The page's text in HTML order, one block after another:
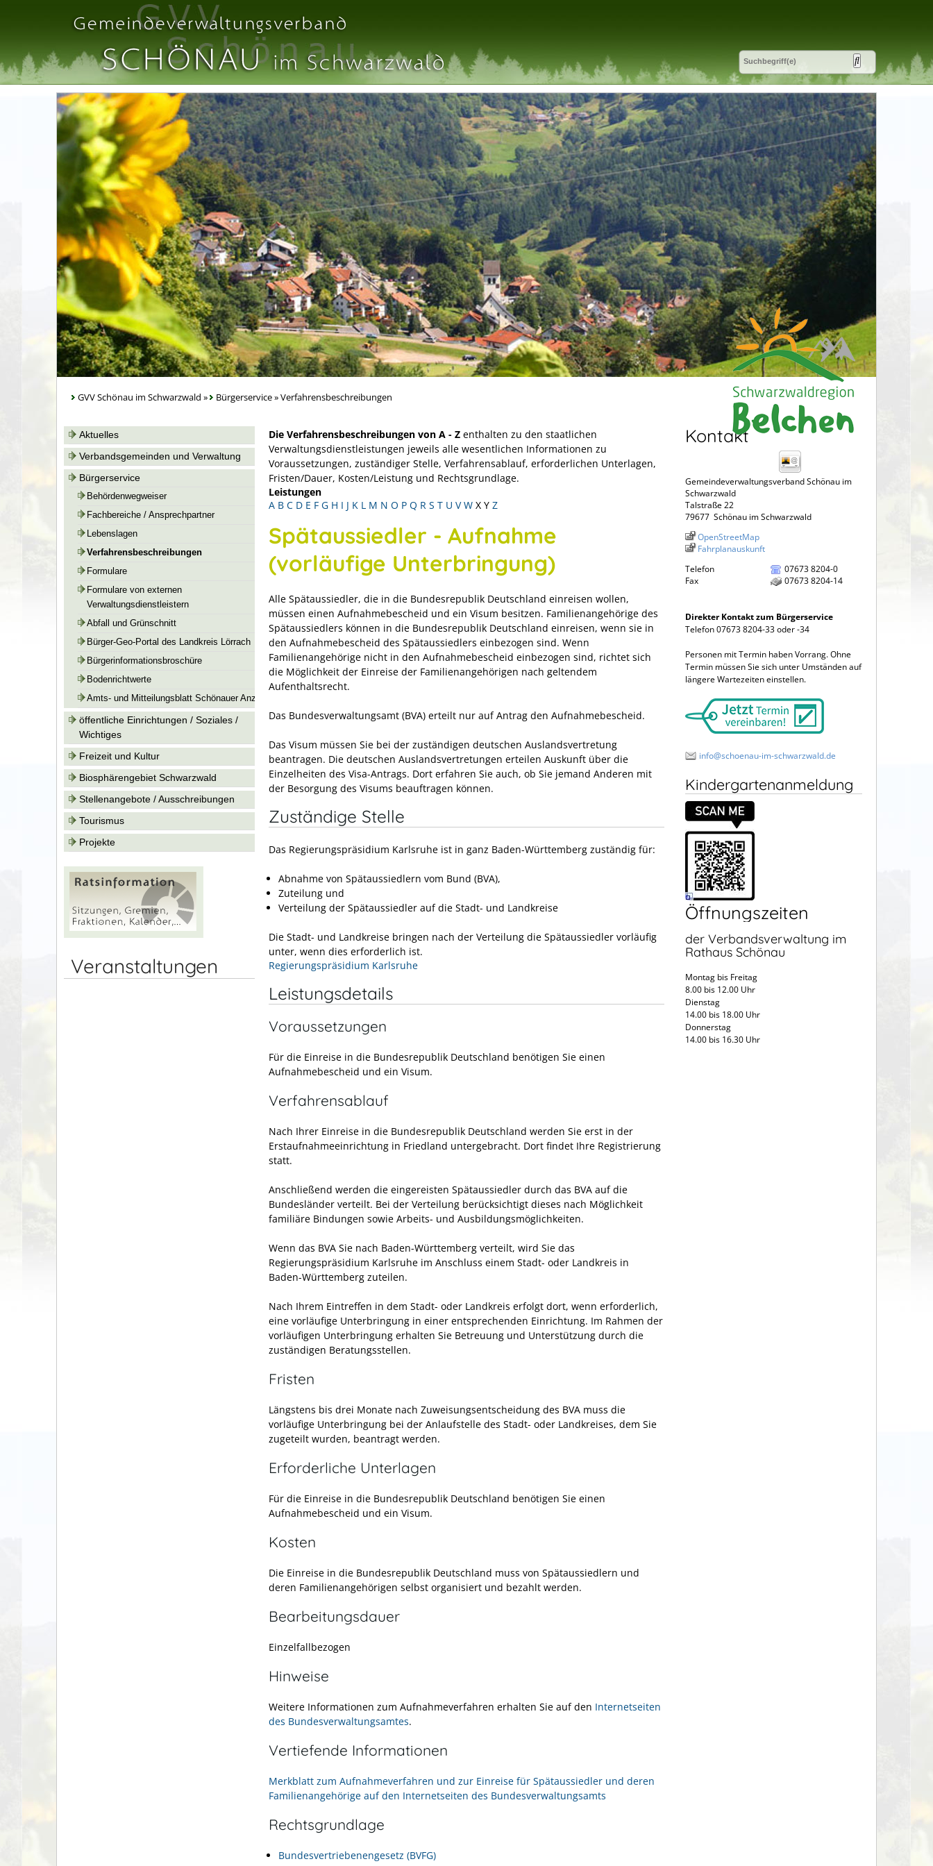
GVV Schönau im Schwarzwald » Bürgerservice»Verfahrensbeschreibungen
Aktuelles
Verbandsgemeinden und Verwaltung
Bürgerservice
Behördenwegweiser
Fachbereiche / Ansprechpartner
Lebenslagen
Verfahrensbeschreibungen
Formulare
Formulare von externen
Verwaltungsdienstleistern
Abfall und Grünschnitt
Bürger-Geo-Portal des Landkreis Lörrach
Bürgerinformationsbroschüre
Bodenrichtwerte
Amts- und Mitteilungsblatt Schönauer Anzeiger
öffentliche Einrichtungen / Soziales /
Wichtiges
Freizeit und Kultur
Biosphärengebiet Schwarzwald
Stellenangebote / Ausschreibungen
Tourismus
Projekte
Veranstaltungen
Die Verfahrensbeschreibungen von A - Z enthalten zu den staatlichen
Verwaltungsdienstleistungen jeweils alle wesentlichen Informationen zu
Voraussetzungen, zuständiger Stelle, Verfahrensablauf, erforderlichen Unterlagen,
Fristen/Dauer, Kosten/Leistung und Rechtsgrundlage.
Leistungen
A B C D E F G H I J K L M N O P Q R S T U V W X Y Z
Spätaussiedler - Aufnahme
(vorläufige Unterbringung)
Alle Spätaussiedler, die in die Bundesrepublik Deutschland einreisen wollen,
müssen einen Aufnahmebescheid und ein Visum besitzen. Familienangehörige des
Spätaussiedlers können in die Bundesrepublik Deutschland einreisen, wenn sie in
den Aufnahmebescheid des Spätaussiedlers einbezogen sind. Wenn
Familienangehörige nicht in den Aufnahmebescheid einbezogen sind, richtet sich
die Möglichkeit der Einreise der Familienangehörigen nach geltendem
Aufenthaltsrecht.
Das Bundesverwaltungsamt (BVA) erteilt nur auf Antrag den Aufnahmebescheid.
Das Visum müssen Sie bei der zuständigen deutschen Auslandsvertretung
beantragen. Die deutschen Auslandsvertretungen erteilen Auskunft über die
Einzelheiten des Visa-Antrags. Dort erfahren Sie auch, ob Sie jemand Anderen mit
der Besorgung des Visums beauftragen können.
Zuständige Stelle
Das Regierungspräsidium Karlsruhe ist in ganz Baden-Württemberg zuständig für:
Abnahme von Spätaussiedlern vom Bund (BVA),
Zuteilung und
Verteilung der Spätaussiedler auf die Stadt- und Landkreise
Die Stadt- und Landkreise bringen nach der Verteilung die Spätaussiedler vorläufig
unter, wenn dies erforderlich ist.
Regierungspräsidium Karlsruhe
Leistungsdetails
Voraussetzungen
Für die Einreise in die Bundesrepublik Deutschland benötigen Sie einen
Aufnahmebescheid und ein Visum.
Verfahrensablauf
Nach Ihrer Einreise in die Bundesrepublik Deutschland werden Sie erst in der
Erstaufnahmeeinrichtung in Friedland untergebracht. Dort findet Ihre Registrierung
statt.
Anschließend werden die eingereisten Spätaussiedler durch das BVA auf die
Bundesländer verteilt. Bei der Verteilung berücksichtigt dieses nach Möglichkeit
familiäre Bindungen sowie Arbeits- und Ausbildungsmöglichkeiten.
Wenn das BVA Sie nach Baden-Württemberg verteilt, wird Sie das
Regierungspräsidium Karlsruhe im Anschluss einem Stadt- oder Landkreis in
Baden-Württemberg zuteilen.
Nach Ihrem Eintreffen in dem Stadt- oder Landkreis erfolgt dort, wenn erforderlich,
eine vorläufige Unterbringung in einer entsprechenden Einrichtung. Im Rahmen der
vorläufigen Unterbringung erhalten Sie Betreuung und Unterstützung durch die
zuständigen Beratungsstellen.
Fristen
Längstens bis drei Monate nach Zuweisungsentscheidung des BVA muss die
vorläufige Unterbringung bei der Anlaufstelle des Stadt- oder Landkreises, dem Sie
zugeteilt wurden, beantragt werden.
Erforderliche Unterlagen
Für die Einreise in die Bundesrepublik Deutschland benötigen Sie einen
Aufnahmebescheid und ein Visum.
Kosten
Die Einreise in die Bundesrepublik Deutschland muss von Spätaussiedlern und
deren Familienangehörigen selbst organisiert und bezahlt werden.
Bearbeitungsdauer
Einzelfallbezogen
Hinweise
Weitere Informationen zum Aufnahmeverfahren erhalten Sie auf den Internetseiten
des Bundesverwaltungsamtes.
Vertiefende Informationen
Merkblatt zum Aufnahmeverfahren und zur Einreise für Spätaussiedler und deren
Familienangehörige auf den Internetseiten des Bundesverwaltungsamts
Rechtsgrundlage
Bundesvertriebenengesetz (BVFG)
Kontakt
Gemeindeverwaltungsverband Schönau im
Schwarzwald
Talstraße 22
79677 Schönau im Schwarzwald
OpenStreetMap
Fahrplanauskunft
Telefon
07673 8204-0
Fax
07673 8204-14
Direkter Kontakt zum Bürgerservice
Telefon 07673 8204-33 oder -34
Personen mit Termin haben Vorrang. Ohne
Termin müssen Sie sich unter Umständen auf
längere Wartezeiten einstellen.
info@schoenau-im-schwarzwald.de
Kindergartenanmeldung
Öffnungszeiten
der Verbandsverwaltung im
Rathaus Schönau
Montag bis Freitag
8.00 bis 12.00 Uhr
Dienstag
14.00 bis 18.00 Uhr
Donnerstag
14.00 bis 16.30 Uhr